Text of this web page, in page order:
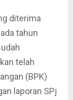
diterima
tahun
telah
(BPK)
laporan SPj